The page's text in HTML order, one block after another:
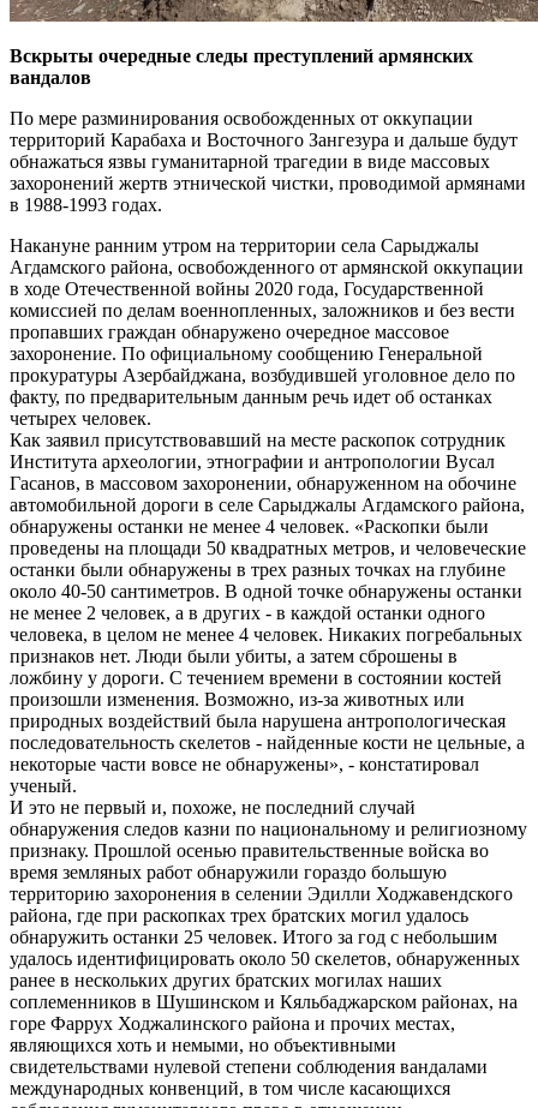
Вскрыты очередные следы преступлений армянских
вандалов
По мере разминирования освобожденных от оккупации
территорий Карабаха и Восточного Зангезура и дальше будут
обнажаться язвы гуманитарной трагедии в виде массовых
захоронений жертв этнической чистки, проводимой армянами
в 1988-1993 годах.
Накануне ранним утром на территории села Сарыджалы
Агдамского района, освобожденного от армянской оккупации
в ходе Отечественной войны 2020 года, Государственной
комиссией по делам военнопленных, заложников и без вести
пропавших граждан обнаружено очередное массовое
захоронение. По официальному сообщению Генеральной
прокуратуры Азербайджана, возбудившей уголовное дело по
факту, по предварительным данным речь идет об останках
четырех человек.
Как заявил присутствовавший на месте раскопок сотрудник
Института археологии, этнографии и антропологии Вусал
Гасанов, в массовом захоронении, обнаруженном на обочине
автомобильной дороги в селе Сарыджалы Агдамского района,
обнаружены останки не менее 4 человек. «Раскопки были
проведены на площади 50 квадратных метров, и человеческие
останки были обнаружены в трех разных точках на глубине
около 40-50 сантиметров. В одной точке обнаружены останки
не менее 2 человек, а в других - в каждой останки одного
человека, в целом не менее 4 человек. Никаких погребальных
признаков нет. Люди были убиты, а затем сброшены в
ложбину у дороги. С течением времени в состоянии костей
произошли изменения. Возможно, из-за животных или
природных воздействий была нарушена антропологическая
последовательность скелетов - найденные кости не цельные, а
некоторые части вовсе не обнаружены», - констатировал
ученый.
И это не первый и, похоже, не последний случай
обнаружения следов казни по национальному и религиозному
признаку. Прошлой осенью правительственные войска во
время земляных работ обнаружили гораздо большую
территорию захоронения в селении Эдилли Ходжавендского
района, где при раскопках трех братских могил удалось
обнаружить останки 25 человек. Итого за год с небольшим
удалось идентифицировать около 50 скелетов, обнаруженных
ранее в нескольких других братских могилах наших
соплеменников в Шушинском и Кяльбаджарском районах, на
горе Фаррух Ходжалинского района и прочих местах,
являющихся хоть и немыми, но объективными
свидетельствами нулевой степени соблюдения вандалами
международных конвенций, в том числе касающихся